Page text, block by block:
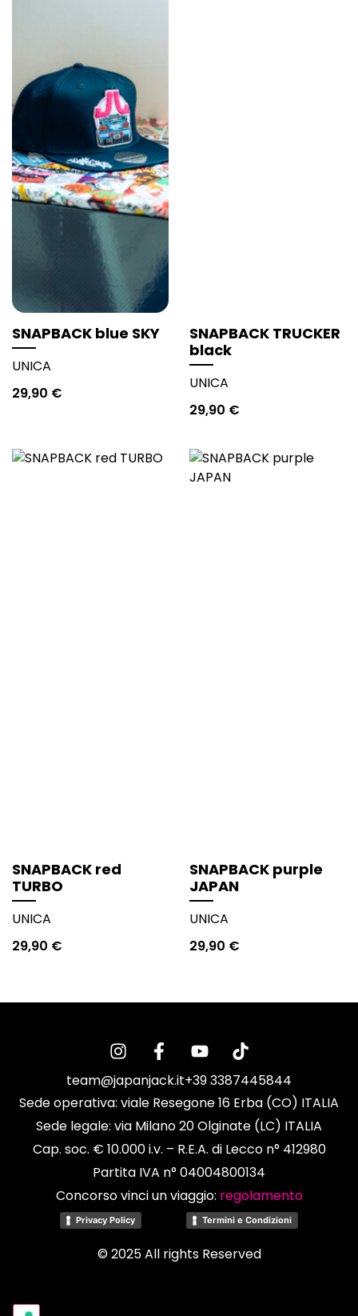
SNAPBACK blue SKY
UNICA
29,90 €
SNAPBACK TRUCKER
black
UNICA
29,90 €
SNAPBACK red
TURBO
UNICA
29,90 €
SNAPBACK purple
JAPAN
UNICA
29,90 €
team@japanjack.it+39 3387445844
Sede operativa: viale Resegone 16 Erba (CO) ITALIA
Sede legale: via Milano 20 Olginate (LC) ITALIA
Cap. soc. € 10.000 i.v. – R.E.A. di Lecco n° 412980
Partita IVA n° 04004800134
Concorso vinci un viaggio: regolamento
Privacy Policy
© 2025 All rights Reserved
Termini e Condizioni